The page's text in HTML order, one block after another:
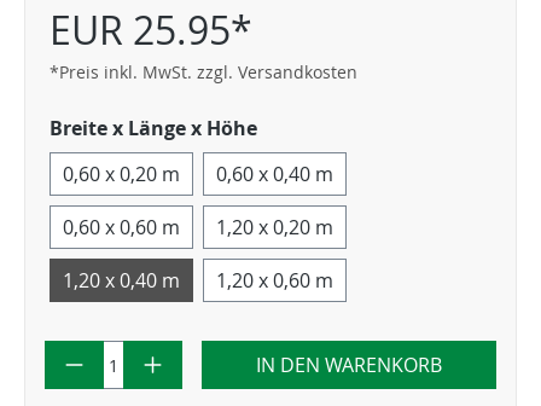
EUR 25.95*
*Preis inkl. MwSt. zzgl. Versandkosten
Breite x Länge x Höhe
0,60 x 0,20 m
0,60 x 0,40 m
0,60 x 0,60 m
1,20 x 0,20 m
1,20 x 0,40 m
1,20 x 0,60 m
IN DEN WARENKORB